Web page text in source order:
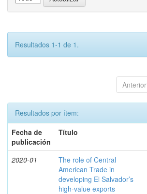
Resultados 1-1 de 1.
Anterior
Resultados por ítem:
Fecha de
publicación
Título
2020-01
The role of Central
American Trade in
developing El Salvador’s
high-value exports